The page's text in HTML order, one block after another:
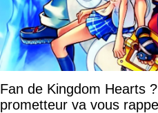
Fan de Kingdom Hearts
prometteur va vous